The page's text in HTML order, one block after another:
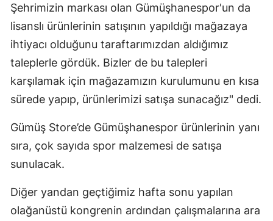
Kocaeli
Konya
Kütahya
Malatya
Kahramanmaraş
Muğla
Muş
Şehrimizin markası olan Gümüşhanespor'un da
lisanslı ürünlerinin satışının yapıldığı mağazaya
ihtiyacı olduğunu taraftarımızdan aldığımız
taleplerle gördük. Bizler de bu talepleri
karşılamak için mağazamızın kurulumunu en kısa
sürede yapıp, ürünlerimizi satışa sunacağız" dedi.
Gümüş Store’de Gümüşhanespor ürünlerinin yanı
sıra, çok sayıda spor malzemesi de satışa
sunulacak.
Diğer yandan geçtiğimiz hafta sonu yapılan
olağanüstü kongrenin ardından çalışmalarına ara